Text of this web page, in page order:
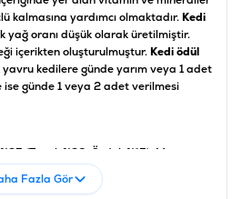
kalmasına yardımcı olmaktadır. Kedi
yağ oranı düşük olarak üretilmiştir.
içerikten oluşturulmuştur. Kedi ödül
kedilere günde yarım veya 1 adet
günde 1 veya 2 adet verilmesi
(Tavuk %26, Ördek %15), ​Maya,
Fazla Gör